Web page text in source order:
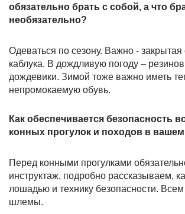
обязательно брать с собой, а что
необязательно?
Одеваться по сезону. Важно - закрытая
каблука. В дождливую погоду –
дождевики. Зимой тоже важно иметь
непромокаемую обувь.
Как обеспечивается безопасность
конных прогулок и походов в вашем
Перед конными прогулками
инструктаж, подробно рассказываем,
лошадью и технику безопасности.
шлемы.